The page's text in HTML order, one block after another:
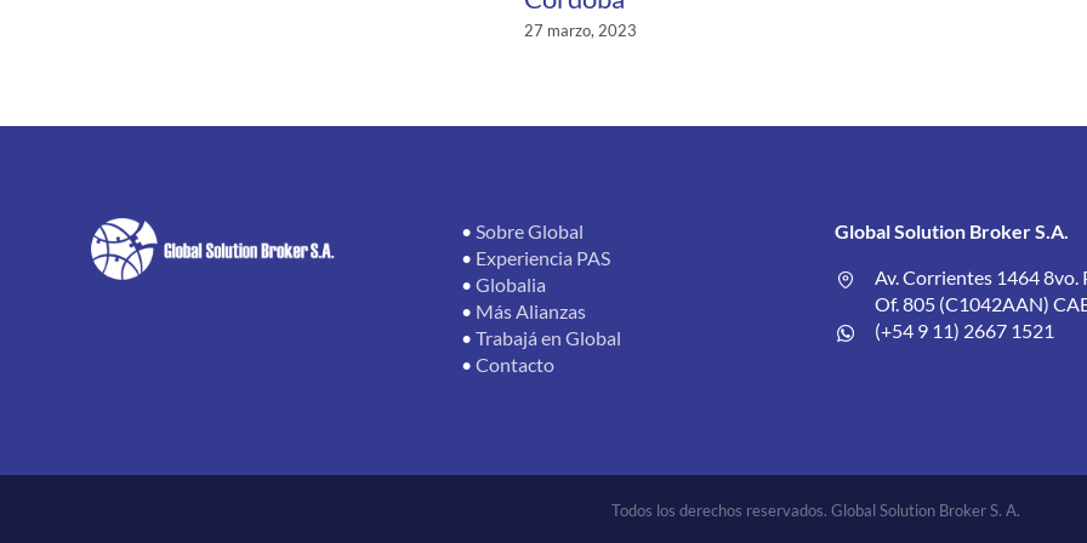
27 marzo, 2023
• Sobre Global
• Experiencia PAS
• Globalia
• Más Alianzas
• Trabajá en Global
• Contacto
Global Solution Broker S.A.
Av. Corrientes 1464 8vo.
Of. 805 (C1042AAN)
(+54 9 11) 2667 1521
Todos los derechos reservados. Global Solution Broker S. A.